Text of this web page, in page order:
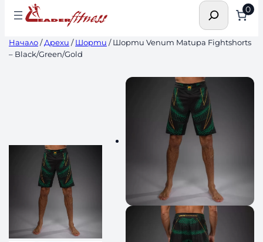
Търсене 0
Начало/Дрехи /Шорти / Шорти Venum Matupa Fightshorts
– Black/Green/Gold